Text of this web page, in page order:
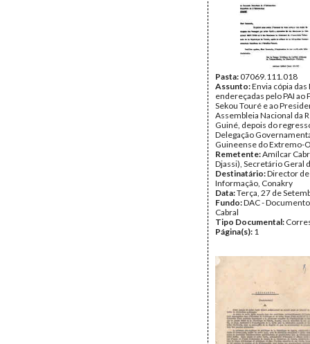
Pasta:07069.111.018
Assunto:Envia cópia
endereçadas pelo PAI ao
Sekou Touré e ao
Assembleia Nacional da
Guiné, depois do
Delegação
Guineense do Extremo-
Remetente:Amílcar
Djassi), Secretário Geral
Destinatário:Director de
Informação, Conakry
Data:Terça, 27 de
Fundo:DAC -
Cabral
Tipo Documental:
Página(s): 1